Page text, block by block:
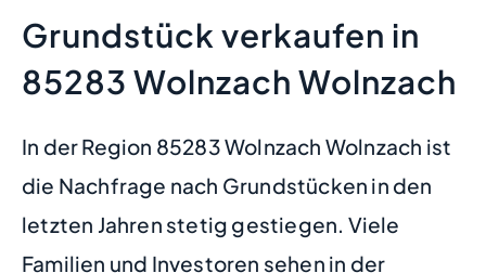
Grundstück verkaufen in
85283 Wolnzach Wolnzach
In der Region 85283 Wolnzach Wolnzach ist
die Nachfrage nach Grundstücken in den
letzten Jahren stetig gestiegen. Viele
Familien und Investoren sehen in der